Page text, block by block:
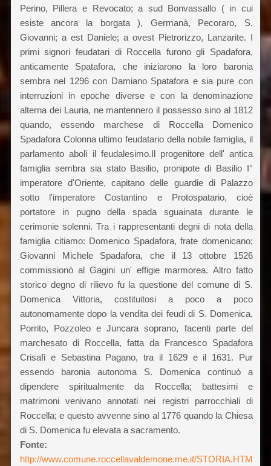
Perino, Pillera e Revocato; a sud Bonvassallo ( in cui
esiste ancora la borgata ), Germanà, Pecoraro, S.
Giovanni; a est Daniele; a ovest Pietrorizzo, Lanzarite. I
primi signori feudatari di Roccella furono gli Spadafora,
anticamente Spatafora, che iniziarono la loro baronia
sembra nel 1296 con Damiano Spatafora e sia pure con
interruzioni in epoche diverse e con la denominazione
alterna dei Lauria, ne mantennero il possesso sino al 1812
quando, essendo marchese di Roccella Domenico
Spadafora Colonna ultimo feudatario della nobile famiglia, il
parlamento abolì il feudalesimo.Il progenitore dell' antica
famiglia sembra sia stato Basilio, pronipote di Basilio I°
imperatore d'Oriente, capitano delle guardie di Palazzo
sotto l'imperatore Costantino e Protospatario, cioè
portatore in pugno della spada sguainata durante le
cerimonie solenni. Tra i rappresentanti degni di nota della
famiglia citiamo: Domenico Spadafora, frate domenicano;
Giovanni Michele Spadafora, che il 13 ottobre 1526
commissionò al Gagini un' effigie marmorea. Altro fatto
storico degno di rilievo fu la questione del comune di S.
Domenica Vittoria, costituitosi a poco a poco
autonomamente dopo la vendita dei feudi di S. Domenica,
Porrito, Pozzoleo e Juncara soprano, facenti parte del
marchesato di Roccella, fatta da Francesco Spadafora
Crisafi e Sebastina Pagano, tra il 1629 e il 1631. Pur
essendo baronia autonoma S. Domenica continuò a
dipendere spiritualmente da Roccella; battesimi e
matrimoni venivano annotati nei registri parrocchiali di
Roccella; e questo avvenne sino al 1776 quando la Chiesa
di S. Domenica fu elevata a sacramento.
Fonte:
http://www.comune.roccellavaldemone.me.it/STORIA.HTM